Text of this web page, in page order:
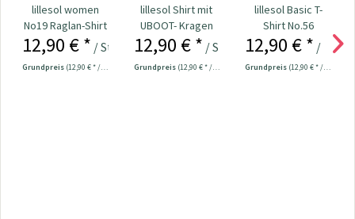
lillesol women
No19 Raglan-Shirt
12,90 € * / Stück
Grundpreis (12,90 € * / 1 Stück)
lillesol Shirt mit
UBOOT- Kragen
No.47 women
12,90 € * / Stück
Grundpreis (12,90 € * / 1 Stück)
lillesol Basic T-
Shirt No.56
women
12,90 € * / Stück
Grundpreis (12,90 € * / 1 Stück)